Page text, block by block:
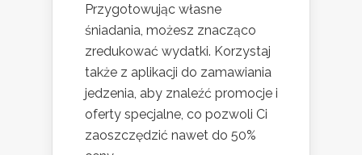
Przygotowując własne
śniadania, możesz znacząco
zredukować wydatki. Korzystaj
także z aplikacji do zamawiania
jedzenia, aby znaleźć promocje i
oferty specjalne, co pozwoli Ci
zaoszczędzić nawet do 50%